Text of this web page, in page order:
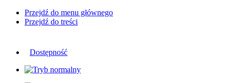
Przejdź do menu głównego
Przejdź do treści
Dostępność